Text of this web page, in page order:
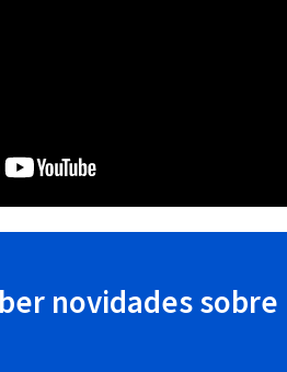
novidades sobre